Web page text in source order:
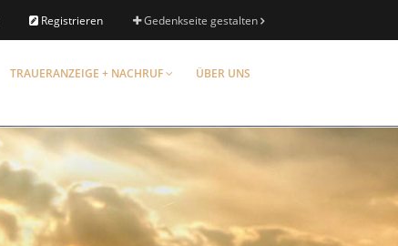
Registrieren Gedenkseite gestalten
TRAUERANZEIGE + NACHRUF ÜBER UNS